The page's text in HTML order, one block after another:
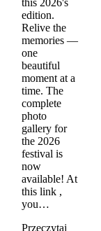
edition.
Relive the
memories —
one
beautiful
moment at a
time. The
complete
photo
gallery for
the 2026
festival is
now
available! At
this link ,
you…
Przeczytaj